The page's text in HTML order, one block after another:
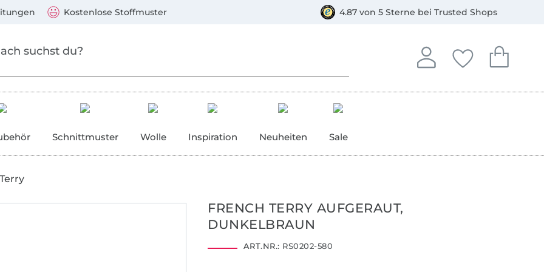
Kostenlose Stoffmuster 4.87 von 5 Sterne bei Trusted Shops
Anmelden
In deinem Konto
Deine
Du hast keine
Dein
Du hast
Schnittmuster Wolle Inspiration Neuheiten Sale
FRENCH TERRY AUFGERAUT,
DUNKELBRAUN
ART.NR.: RS0202-580
Mastercard, PayPal, Giropay, Kauf auf Rechnung, Vorkasse